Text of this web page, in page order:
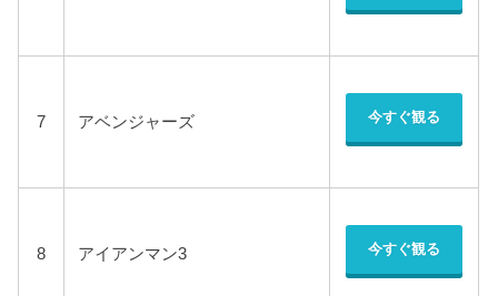
7 アベンジャーズ 今すぐ観る
8 アイアンマン3 今すぐ観る